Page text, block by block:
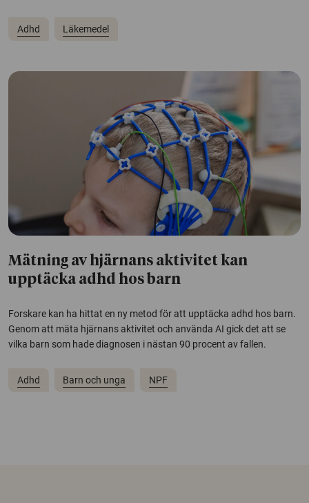
Adhd Läkemedel
Mätning av hjärnans aktivitet kan
upptäcka adhd hos barn
Forskare kan ha hittat en ny metod för att upptäcka adhd hos barn.
Genom att mäta hjärnans aktivitet och använda AI gick det att se
vilka barn som hade diagnosen i nästan 90 procent av fallen.
Adhd Barn och unga NPF